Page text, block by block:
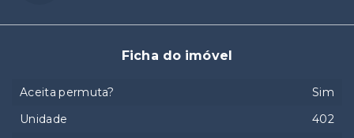
Ficha do imóvel
Aceita permuta?
Sim
Unidade
402